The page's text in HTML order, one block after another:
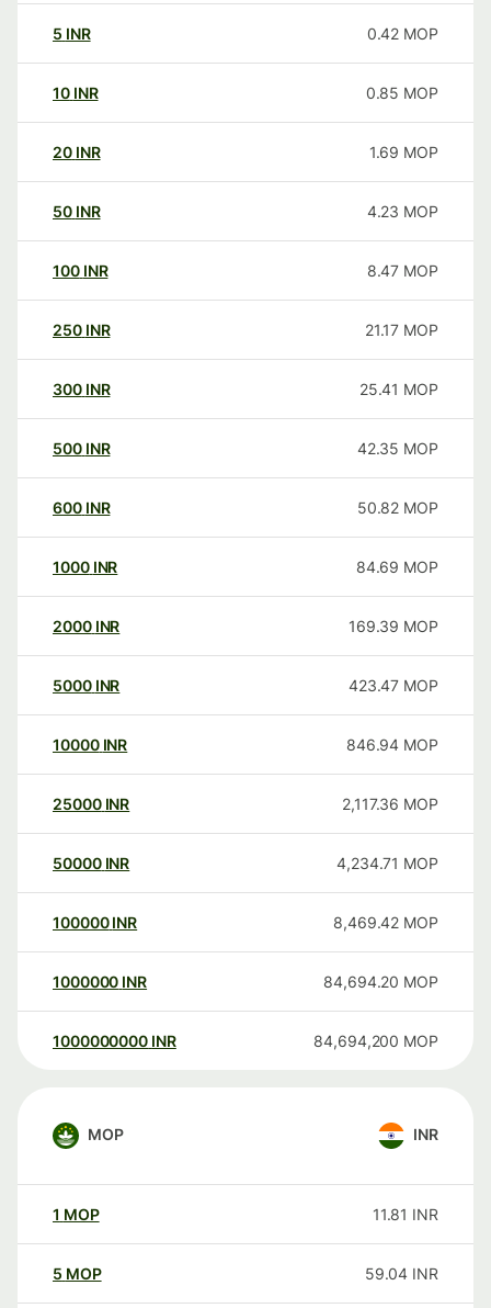
5 INR 0.42 MOP
10 INR 0.85 MOP
20 INR 1.69 MOP
50 INR 4.23 MOP
100 INR 8.47 MOP
250 INR 21.17 MOP
300 INR 25.41 MOP
500 INR 42.35 MOP
600 INR 50.82 MOP
1000 INR 84.69 MOP
2000 INR 169.39 MOP
5000 INR 423.47 MOP
10000 INR 846.94 MOP
25000 INR 2,117.36 MOP
50000 INR 4,234.71 MOP
100000 INR 8,469.42 MOP
1000000 INR 84,694.20 MOP
1000000000 INR 84,694,200 MOP
MOP INR
1 MOP 11.81 INR
5 MOP 59.04 INR